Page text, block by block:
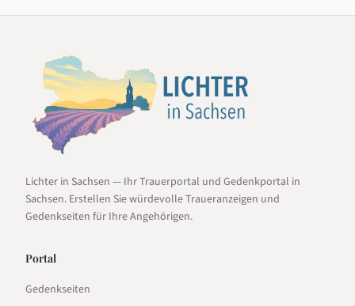
Lichter in Sachsen — Ihr Trauerportal und Gedenkportal in
Sachsen. Erstellen Sie würdevolle Traueranzeigen und
Gedenkseiten für Ihre Angehörigen.
Portal
Gedenkseiten